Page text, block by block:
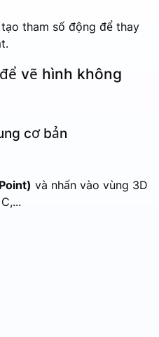
tạo tham số động để thay
vẽ hình không
cơ bản
và nhấn vào vùng 3D